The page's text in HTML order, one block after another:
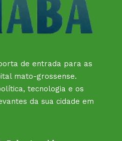
de entrada para as
mato-grossense.
tecnologia e os
da sua cidade em